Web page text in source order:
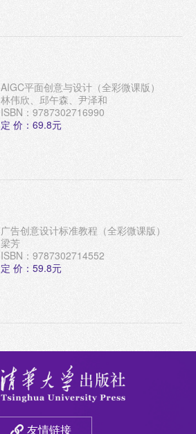
AIGC平面创意与设计（全彩微课版）
林伟欣、邱午森、尹泽和
ISBN：9787302716990
定 价：69.8元
广告创意设计标准教程（全彩微课版）
梁芳
ISBN：9787302714552
定 价：59.8元
友情链接